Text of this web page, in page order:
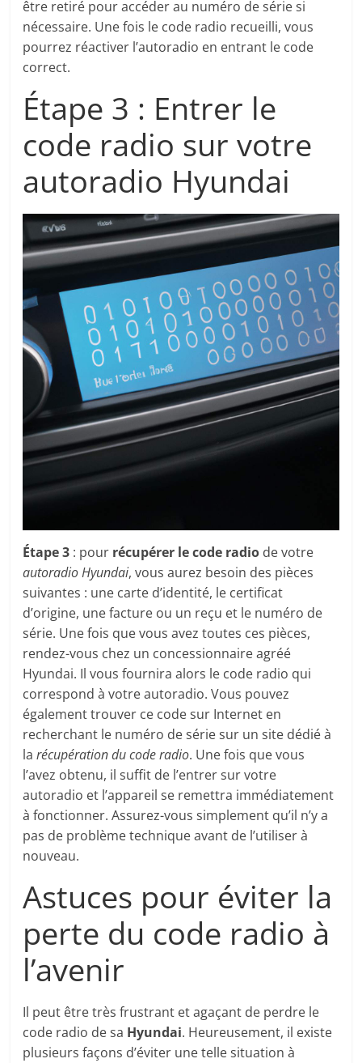
être retiré pour accéder au numéro de série si
nécessaire. Une fois le code radio recueilli, vous
pourrez réactiver l’autoradio en entrant le code
correct.
Étape 3 : Entrer le
code radio sur votre
autoradio Hyundai
Étape 3 : pour récupérer le code radio de votre
autoradio Hyundai, vous aurez besoin des pièces
suivantes : une carte d’identité, le certificat
d’origine, une facture ou un reçu et le numéro de
série. Une fois que vous avez toutes ces pièces,
rendez-vous chez un concessionnaire agréé
Hyundai. Il vous fournira alors le code radio qui
correspond à votre autoradio. Vous pouvez
également trouver ce code sur Internet en
recherchant le numéro de série sur un site dédié à
larécupération du code radio. Une fois que vous
l’avez obtenu, il suffit de l’entrer sur votre
autoradio et l’appareil se remettra immédiatement
à fonctionner. Assurez-vous simplement qu’il n’y a
pas de problème technique avant de l’utiliser à
nouveau.
Astuces pour éviter la
perte du code radio à
l’avenir
Il peut être très frustrant et agaçant de perdre le
code radio de sa Hyundai. Heureusement, il existe
plusieurs façons d’éviter une telle situation à